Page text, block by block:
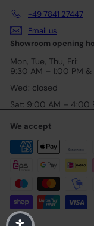
+49 7841 27447
Email us
Showroom opening
Mon, Tue, Thu, Fri:
9:30 AM – 1:00 PM
Wed: closed
Sat: 9:00 AM – 4:00
We accept